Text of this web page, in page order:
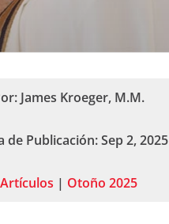
James Kroeger, M.M.
de Publicación: Sep 2, 2025
Artículos | Otoño 2025